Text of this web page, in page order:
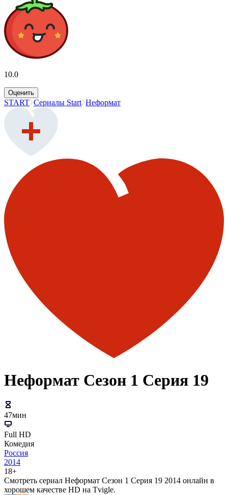
10.0
Оценить
START Сериалы Start Неформат
Неформат Сезон 1 Серия 19
47мин
Full HD
Комедия
Россия
2014
18+
Смотреть сериал Неформат Сезон 1 Серия 19 2014 онлайн в
хорошем качестве HD на Tvigle.